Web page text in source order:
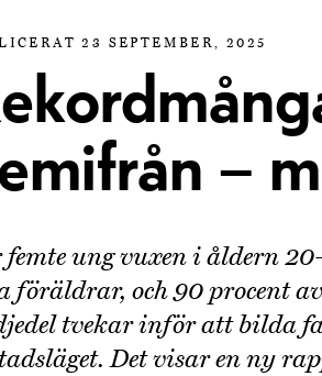
23 SEPTEMBER, 2025
–
femte ung vuxen i åldern
föräldrar, och 90 procent
tvekar inför att bilda
Det visar en ny